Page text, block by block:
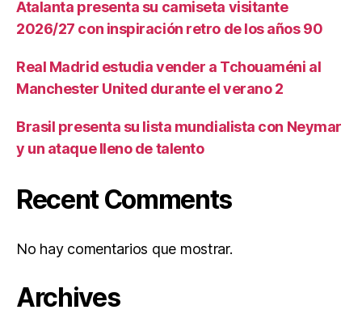
Atalanta presenta su camiseta visitante
2026/27 con inspiración retro de los años 90
Real Madrid estudia vender a Tchouaméni al
Manchester United durante el verano 2
Brasil presenta su lista mundialista con Neymar
y un ataque lleno de talento
Recent Comments
No hay comentarios que mostrar.
Archives